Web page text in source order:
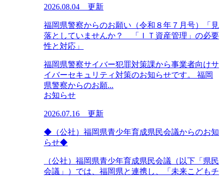
2026.08.04 更新
福岡県警察からのお願い（令和８年７月号）「見
落としていませんか？ 「ＩＴ資産管理」の必要
性と対応」
福岡県警察サイバー犯罪対策課から事業者向けサ
イバーセキュリティ対策のお知らせです。 福岡
県警察からのお願...
お知らせ
2026.07.16 更新
◆（公社）福岡県青少年育成県民会議からのお知
らせ◆
（公社）福岡県青少年育成県民会議（以下「県民
会議」）では、福岡県と連携し、「未来こどもチ